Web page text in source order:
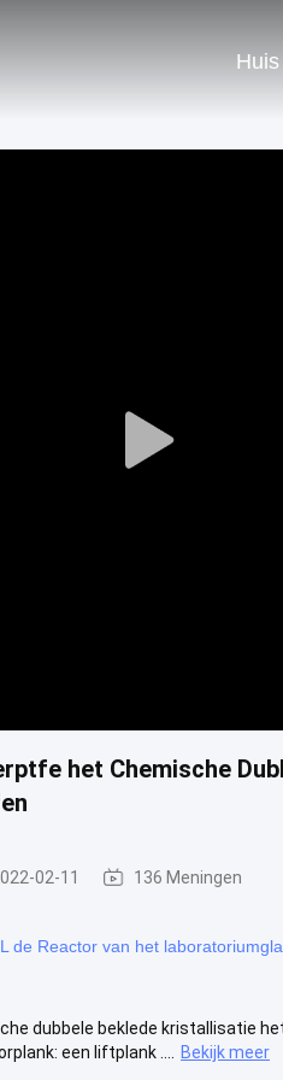
Huis
Play
het Chemische
02-11 136 Meningen
de Reactor van het
dubbele beklede kristallisatie
een liftplank ....
Bekijk meer